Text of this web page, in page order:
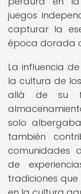
juegos
capturar la
época dorada
La influencia
la cultura de
allá de su
solo
también
comunidades
de
tradiciones